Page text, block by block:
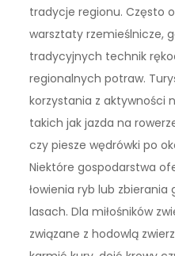
tradycje regionu. Często
warsztaty rzemieślnicze,
tradycyjnych technik
regionalnych potraw.
korzystania z aktywności
takich jak jazda na
czy piesze wędrówki po
Niektóre gospodarstwa
łowienia ryb lub zbierania
lasach. Dla miłośników
związane z hodowlą